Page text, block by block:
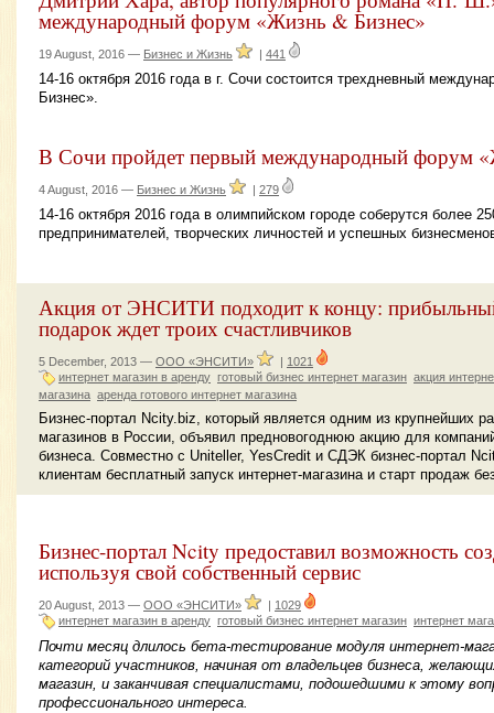
международный форум «Жизнь & Бизнес»
19 August, 2016 — Бизнес и Жизнь | 441
14-16 октября 2016 года в г. Сочи состоится трехдневный
Бизнес».
В Сочи пройдет первый международный форум
4 August, 2016 — Бизнес и Жизнь 279
14-16 октября 2016 года в олимпийском городе соберутся более
предпринимателей, творческих личностей и успешных
Акция от ЭНСИТИ подходит к концу:
подарок ждет троих счастливчиков
5 December, 2013 — ООО «ЭНСИТИ» | 1021
интернет магазин в аренду готовый бизнес интернет магазин акция
магазина аренда готового интернет магазина
Бизнес-портал Ncity.biz, который является одним из крупнейших
магазинов в России, объявил предновогоднюю акцию для
бизнеса. Совместно с Uniteller, YesCredit и СДЭК бизнес-портал
клиентам бесплатный запуск интернет-магазина и старт продаж
Бизнес-портал Ncity предоставил возможность
используя свой собственный сервис
20 August, 2013 — ООО «ЭНСИТИ» | 1029
интернет магазин в аренду готовый бизнес интернет магазин интернет
Почти месяц длилось бета-тестирование модуля интернет-
категорий участников, начиная от владельцев бизнеса,
магазин, и заканчивая специалистами, подошедшими к этому
профессионального интереса.